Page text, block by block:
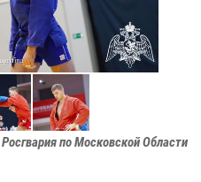
по Московской Области